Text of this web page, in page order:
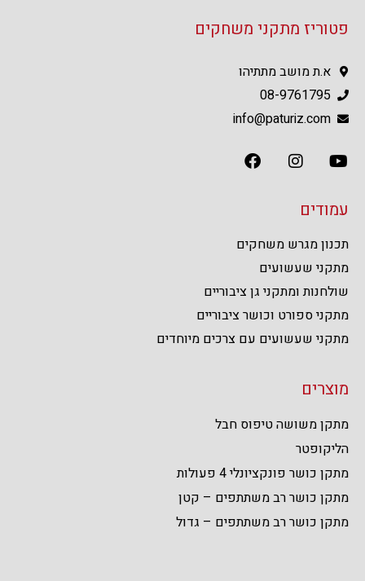
פטוריז מתקני משחקים
א.ת מושב מתתיהו
08-9761795
info@paturiz.com
עמודים
תכנון מגרש משחקים
מתקני שעשועים
שולחנות ומתקני גן ציבוריים
מתקני ספורט וכושר ציבוריים
מתקני שעשועים עם צרכים מיוחדים
מוצרים
מתקן משושה טיפוס חבל
הליקופטר
מתקן כושר פונקציונלי 4 פעולות
מתקן כושר רב משתתפים – קטן
מתקן כושר רב משתתפים – גדול